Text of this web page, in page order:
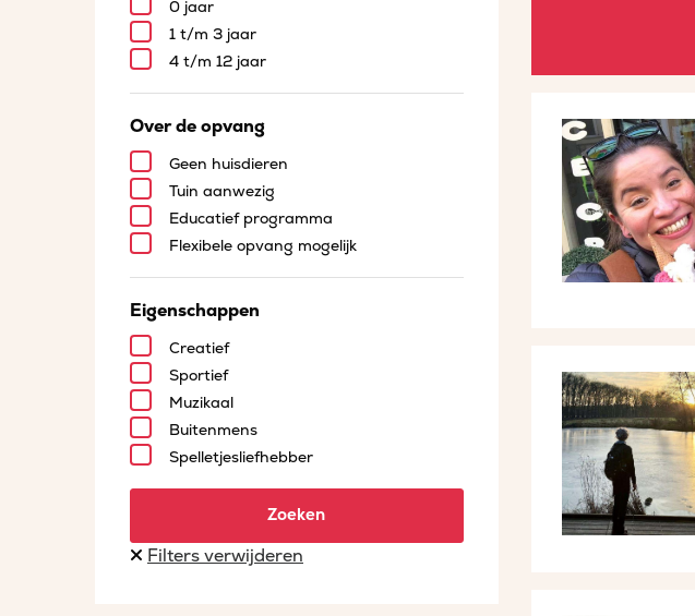
0 jaar
1 t/m 3 jaar
4 t/m 12 jaar
Over de opvang
Geen huisdieren
Tuin aanwezig
Educatief programma
Flexibele opvang mogelijk
Eigenschappen
Creatief
Sportief
Muzikaal
Buitenmens
Spelletjesliefhebber
Zoeken
Filters verwijderen